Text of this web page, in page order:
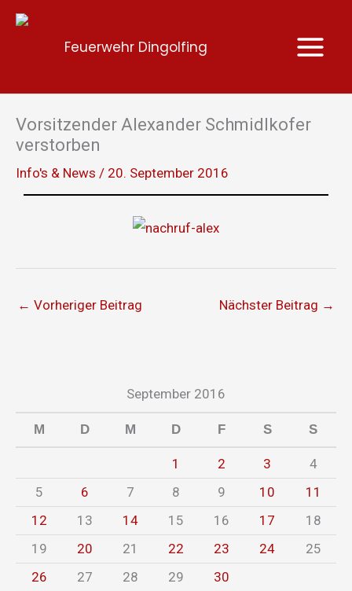
Zum
Feuerwehr Dingolfing
Vorsitzender Alexander Schmidlkofer
verstorben
Info's & News / 20. September 2016
← Vorheriger Beitrag Nächster Beitrag →
September 2016
M D M D F S S
1 2 3
4
5
6 7 8 9 10
11
12
13 14 15 16 17
18
19
20 21 22 23 24
25
26
27 28 29 30